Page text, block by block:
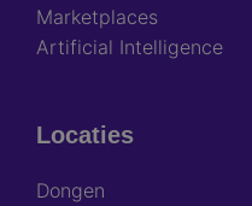
Marketplaces
Artificial Intelligence
Locaties
Dongen